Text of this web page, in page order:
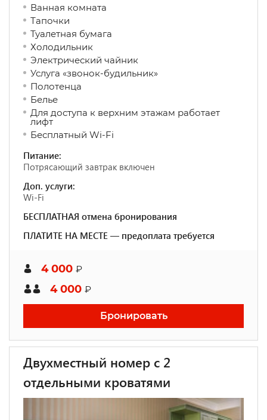
Ванная комната
Тапочки
Туалетная бумага
Холодильник
Электрический чайник
Услуга «звонок-будильник»
Полотенца
Белье
Для доступа к верхним этажам работает
лифт
Бесплатный Wi-Fi
Питание:
Потрясающий завтрак включен
Доп. услуги:
Wi-Fi
БЕСПЛАТНАЯ отмена бронирования
ПЛАТИТЕ НА МЕСТЕ — предоплата требуется
4 000 ₽
4 000 ₽
Бронировать
Двухместный номер с 2
отдельными кроватями